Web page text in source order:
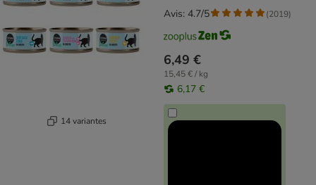
14 variantes
6,49 €
15,45 € / kg
6,17 €
Avis: 4.7/5 (2019)